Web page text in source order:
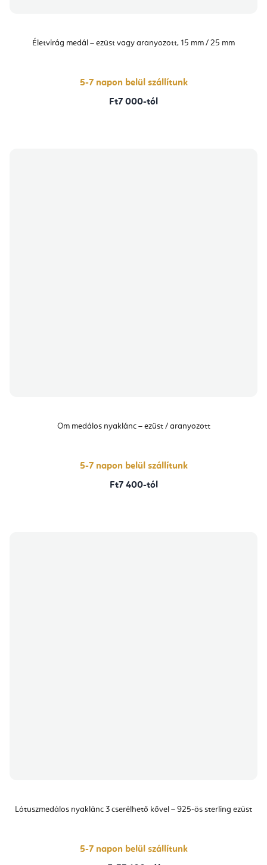
Életvirág medál – ezüst vagy aranyozott, 15 mm / 25 mm
5-7 napon belül szállítunk
Ft7 000-tól
Om medálos nyaklánc – ezüst / aranyozott
5-7 napon belül szállítunk
Ft7 400-tól
Lótuszmedálos nyaklánc 3 cserélhető kővel – 925-ös sterling ezüst
5-7 napon belül szállítunk